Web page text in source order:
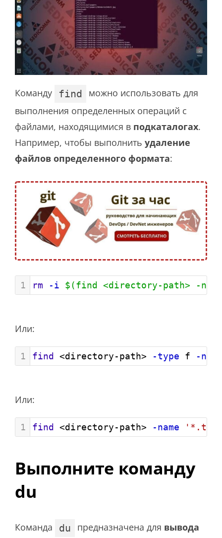
Команду find
можно использовать для
выполнения определенных операций с
файлами, находящимися в подкаталогах.
Например, чтобы выполнить удаление
файлов определенного формата:
1 rm -i $(find <directory-path> -
Или:
1 find <directory-path> -type f -
Или:
1 find <directory-path> -name
Выполните команду
du
Команда du предназначена для вывода